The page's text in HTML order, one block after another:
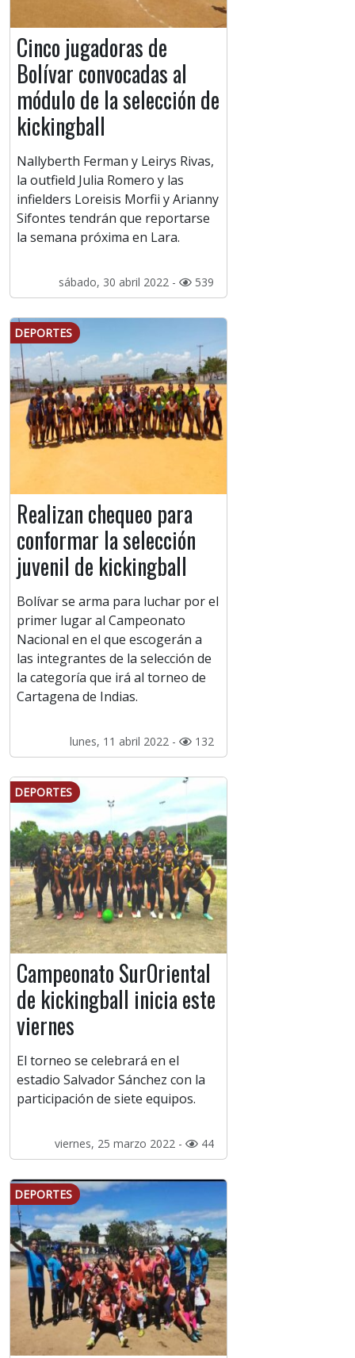
Cinco jugadoras de
Bolívar convocadas al
módulo de la selección de
kickingball
Nallyberth Ferman y Leirys Rivas,
la outfield Julia Romero y las
infielders Loreisis Morfii y Arianny
Sifontes tendrán que reportarse
la semana próxima en Lara.
sábado, 30 abril 2022 - 539
DEPORTES
Realizan chequeo para
conformar la selección
juvenil de kickingball
Bolívar se arma para luchar por el
primer lugar al Campeonato
Nacional en el que escogerán a
las integrantes de la selección de
la categoría que irá al torneo de
Cartagena de Indias.
lunes, 11 abril 2022 - 132
DEPORTES
Campeonato SurOriental
de kickingball inicia este
viernes
El torneo se celebrará en el
estadio Salvador Sánchez con la
participación de siete equipos.
viernes, 25 marzo 2022 - 44
DEPORTES